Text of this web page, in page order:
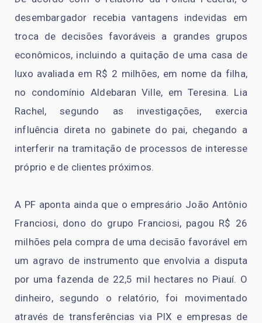
desembargador recebia vantagens indevidas em
troca de decisões favoráveis a grandes grupos
econômicos, incluindo a quitação de uma casa de
luxo avaliada em R$ 2 milhões, em nome da filha,
no condomínio Aldebaran Ville, em Teresina. Lia
Rachel, segundo as investigações, exercia
influência direta no gabinete do pai, chegando a
interferir na tramitação de processos de interesse
próprio e de clientes próximos.
A PF aponta ainda que o empresário João Antônio
Franciosi, dono do grupo Franciosi, pagou R$ 26
milhões pela compra de uma decisão favorável em
um agravo de instrumento que envolvia a disputa
por uma fazenda de 22,5 mil hectares no Piauí. O
dinheiro, segundo o relatório, foi movimentado
através de transferências via PIX e empresas de